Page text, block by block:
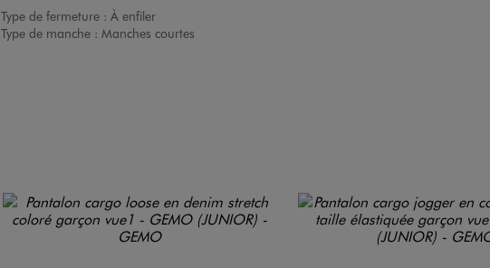
Type de fermeture : À enfiler
Type de manche : Manches courtes